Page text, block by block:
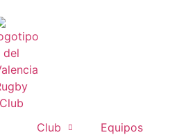
Club Equipos